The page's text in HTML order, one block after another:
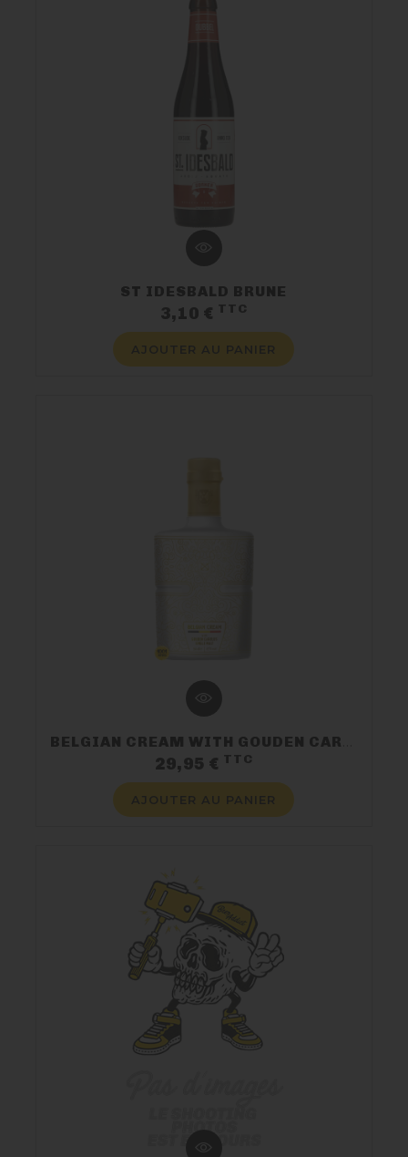
ST IDESBALD BRUNE
3,10 € TTC
AJOUTER AU PANIER
29,95 € TTC
AJOUTER AU PANIER